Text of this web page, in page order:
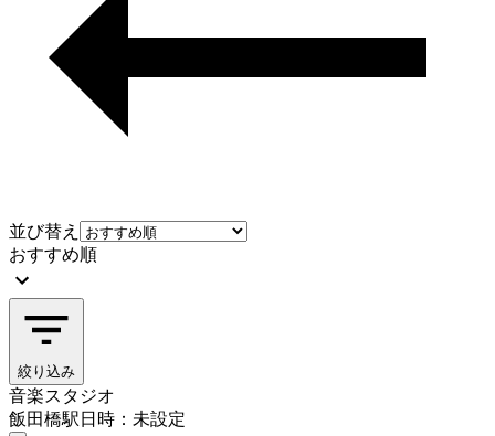
並び替え
おすすめ順
絞り込み
音楽スタジオ
飯田橋駅日時：未設定